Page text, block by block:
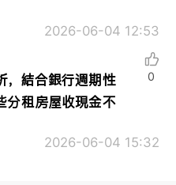
2026-06-04 12:53
，結合銀行週期性
分租房屋收現金不
2026-06-04 15:32
0